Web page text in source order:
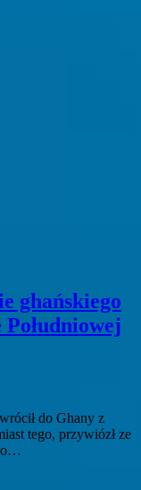
ghańskiego
do Ghany z
tego, przywiózł ze